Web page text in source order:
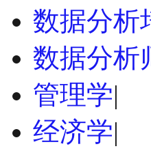
数据分析
数据分析
管理学|
经济学|